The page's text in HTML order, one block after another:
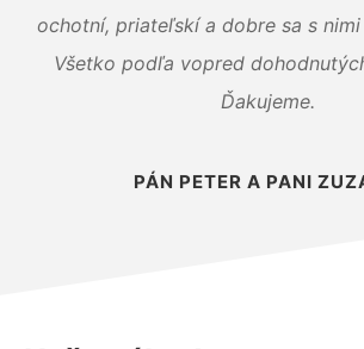
ochotní, priateľskí a dobre sa s
Všetko podľa vopred
Ďakujeme.
PÁN PETER A PANI